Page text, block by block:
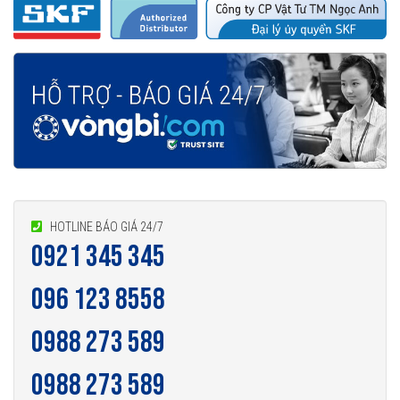
Vòng bi 6322/C3 được phân phối chính hãng
Hotline hỗ trợ 24/7
HOTLINE BÁO GIÁ 24/7
0921 345 345
096 123 8558
0988 273 589
0988 273 589